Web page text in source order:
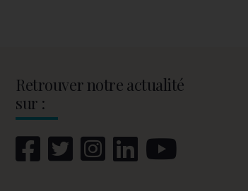
Retrouver notre actualité
sur :